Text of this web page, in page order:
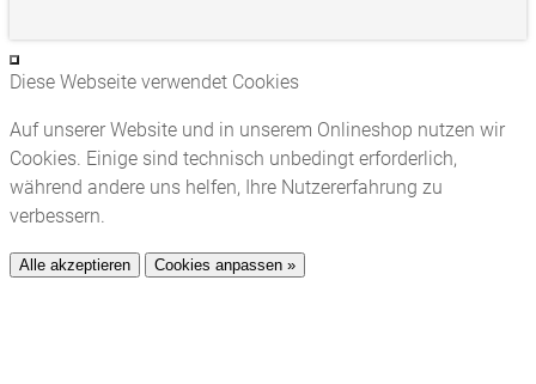
Diese Webseite verwendet Cookies
Auf unserer Website und in unserem Onlineshop nutzen wir
Cookies. Einige sind technisch unbedingt erforderlich,
während andere uns helfen, Ihre Nutzererfahrung zu
verbessern.
Alle akzeptieren Cookies anpassen »